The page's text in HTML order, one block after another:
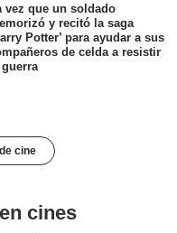
vez que un soldado
y recitó la saga
Potter’ para ayudar a sus
de celda a resistir
guerra
cine
cines